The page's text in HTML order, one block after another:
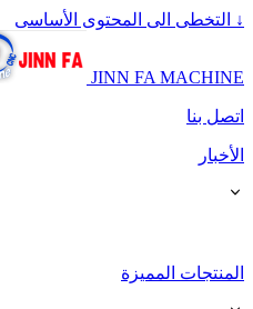
↓ التخطى الى المحتوى الأساسى
JINN FA MACHINE
اتصل بنا
الأخبار
المنتجات المميزة